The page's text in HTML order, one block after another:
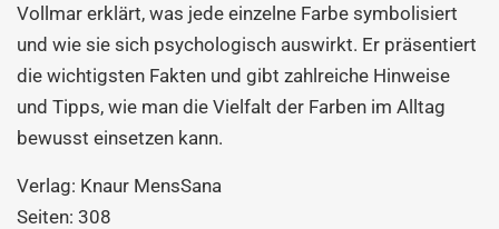
Vollmar erklärt, was jede einzelne Farbe symbolisiert
und wie sie sich psychologisch auswirkt. Er präsentiert
die wichtigsten Fakten und gibt zahlreiche Hinweise
und Tipps, wie man die Vielfalt der Farben im Alltag
bewusst einsetzen kann.
Verlag: Knaur MensSana
Seiten: 308